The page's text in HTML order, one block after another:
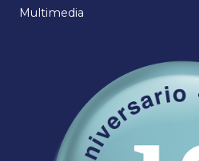
Multimedia